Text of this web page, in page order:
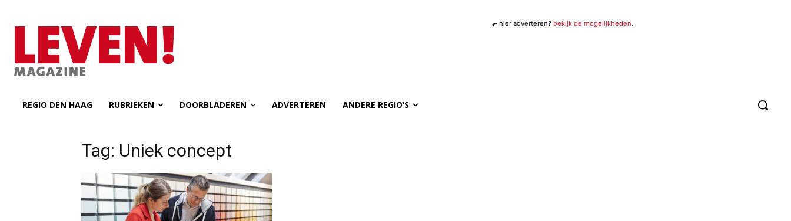
⬐ hier adverteren? bekijk de mogelijkheden.
REGIO DEN HAAG RUBRIEKEN DOORBLADEREN ADVERTEREN ANDERE REGIO’S
Tag: Uniek concept